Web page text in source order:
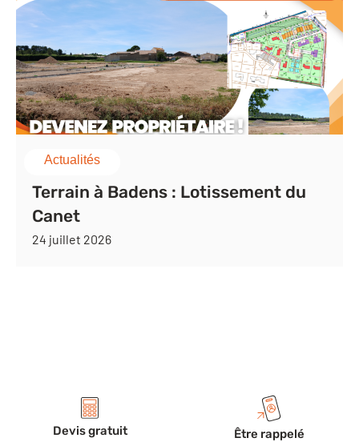
Actualités
Terrain à Badens : Lotissement du
Canet
24 juillet 2026
Devis gratuit Être rappelé